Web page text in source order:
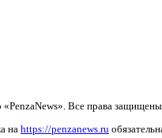
Все права
на https://penzanews.ru